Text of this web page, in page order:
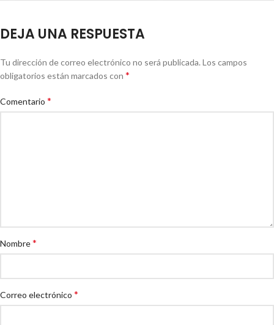
DEJA UNA RESPUESTA
Tu dirección de correo electrónico no será publicada. Los campos
obligatorios están marcados con *
Comentario *
Nombre*
Correo electrónico *